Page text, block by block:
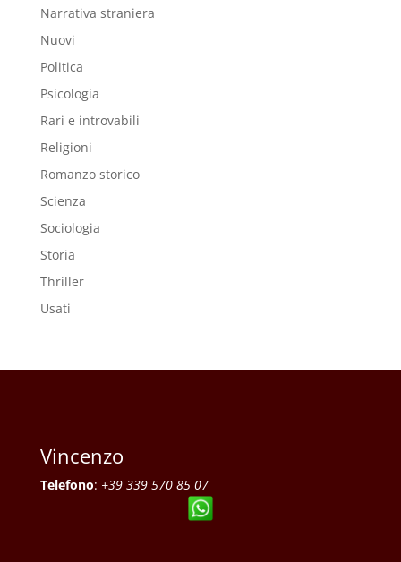
Narrativa straniera
Nuovi
Politica
Psicologia
Rari e introvabili
Religioni
Romanzo storico
Scienza
Sociologia
Storia
Thriller
Usati
Vincenzo
Telefono: +39 339 570 85 07